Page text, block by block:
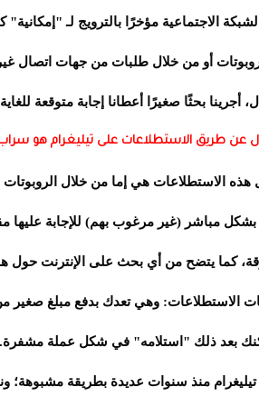
الاجتماعية مؤخرًا بالترويج لـ
أو من خلال طلبات من جهات اتصال
أجرينا بحثًا صغيرًا أعطانا إجابة متوقعة
عن طريق الاستطلاعات على تيليغرام هو
الاستطلاعات هي إما من خلال
مباشر (غير مرغوب بهم) للإجابة عليها
كما يتضح من أي بحث على الإنترنت حول
الاستطلاعات: وهي تعدك بدفع مبلغ صغير
تيليغرام منذ سنوات عديدة بطريقة